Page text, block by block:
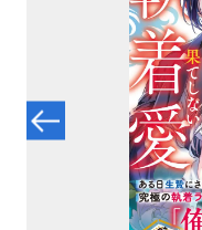
コミック・ラノベ
プロレス